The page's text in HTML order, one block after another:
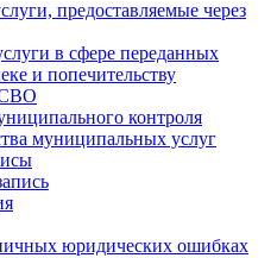
предоставляемые через
в сфере переданных
и попечительству
контроля
муниципальных услуг
юридических ошибках